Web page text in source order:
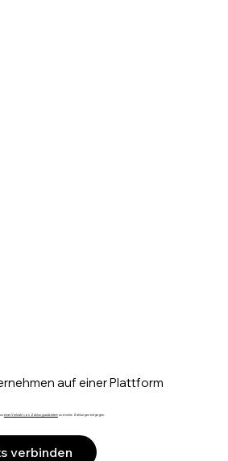
auf einer Plattform
einer Vielzahl von Zahlungsanbieternund nimm Zahlungen entgegen.
verbinden